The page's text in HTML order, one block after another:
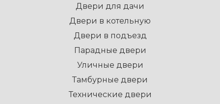
Двери для дачи
Двери в котельную
Двери в подъезд
Парадные двери
Уличные двери
Тамбурные двери
Технические двери